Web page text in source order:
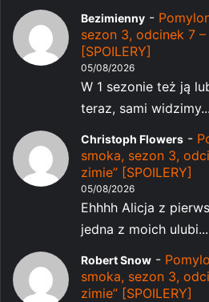
Bezimienny -
sezon 3, odcinek 7 –
[SPOILERY]
05/08/2026
W 1 sezonie też ją
teraz, sami widzimy...
Christoph Flowers -
smoka, sezon 3,
zimie” [SPOILERY]
05/08/2026
Ehhhh Alicja z
jedna z moich ulubi...
Robert Snow -
smoka, sezon 3,
zimie” [SPOILERY]